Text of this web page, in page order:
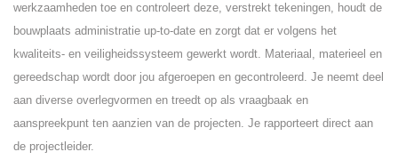
werkzaamheden toe en controleert deze, verstrekt tekeningen, houdt de
bouwplaats administratie up-to-date en zorgt dat er volgens het
kwaliteits- en veiligheidssysteem gewerkt wordt. Materiaal, materieel en
gereedschap wordt door jou afgeroepen en gecontroleerd. Je neemt deel
aan diverse overlegvormen en treedt op als vraagbaak en
aanspreekpunt ten aanzien van de projecten. Je rapporteert direct aan
de projectleider.